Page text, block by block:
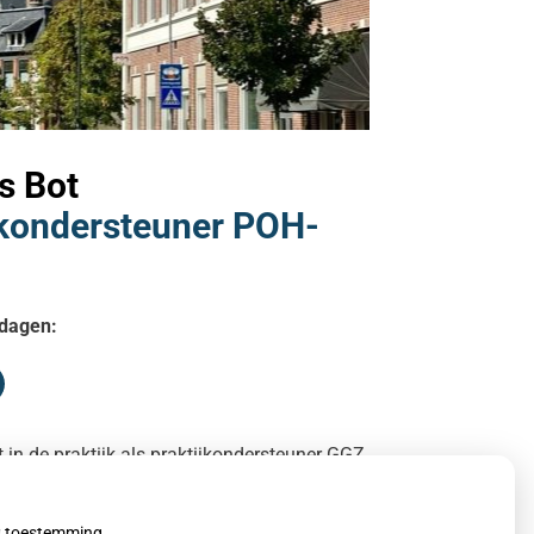
Bot
POH-
in de praktijk als praktijkondersteuner GGZ